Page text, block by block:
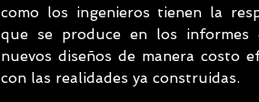
como los ingenieros tienen la
que se produce en los
nuevos diseños de manera costo
con las realidades ya construidas.